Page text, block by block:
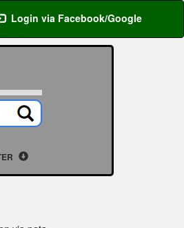
Login via Facebook/Google